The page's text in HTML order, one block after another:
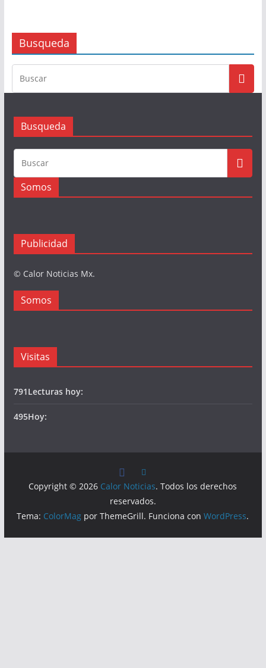
Busqueda
Busqueda
Somos
Publicidad
© Calor Noticias Mx.
Somos
Visitas
791Lecturas hoy:
495Hoy:
Copyright © 2026 Calor Noticias. Todos los derechos
reservados.
Tema: ColorMag por ThemeGrill. Funciona conWordPress.